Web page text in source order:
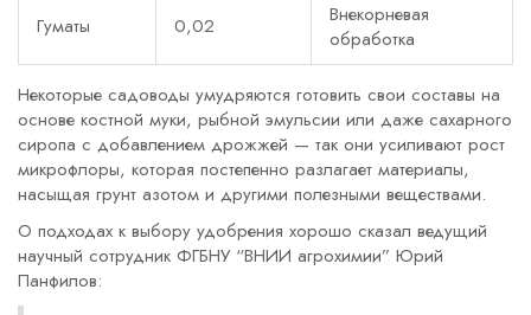
Гуматы 0,02
Внекорневая
обработка
Некоторые садоводы умудряются готовить свои составы на
основе костной муки, рыбной эмульсии или даже сахарного
сиропа с добавлением дрожжей — так они усиливают рост
микрофлоры, которая постепенно разлагает материалы,
насыщая грунт азотом и другими полезными веществами.
О подходах к выбору удобрения хорошо сказал ведущий
научный сотрудник ФГБНУ “ВНИИ агрохимии” Юрий
Панфилов: